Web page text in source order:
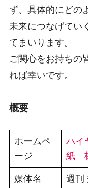
ず、具体的にどの
未来につなげてい
てまいります。
ご関心をお持ちの
れば幸いです。
概要
ホームペ
ージ
ハイ
紙
媒体名 週刊